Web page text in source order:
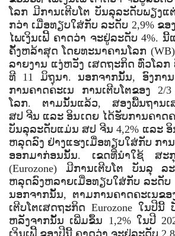
ໂລກ​ ມີ​ການ​ເຕີບ​ໂຕ ​ບັນ​ລຸ​ລະ​ດັບ​ພຽງ​ແ
ກວ່າ ​ເມື່ອ​ທຽບ​ໃສ່​ກັບ ​ລະ​ດັບ 2,9% ຂ
ໄພ​ເງິນ​ເຟີ້ ​ຄາດ​ວ່າ ຈະ​ຢູ່​ລະ​ດັບ 4%.
ຄັ້ງຫລ້າ​ສຸດ​ ໂດຍ​ທະ​ນາ​ຄານ​ໂລກ
ລາຍ​ງານ ​ແງ່​ຫວັງ​ ເສດ​ຖະ​ກິດ ​ທົ່ວ​ໂລກ
ທີ 11 ມິ​ຖຸ​ນາ. ນອກ​ຈາກ​ນັ້ນ, ອົງ​ການ​
ການ​ຄາ​ດ​ຄະ​ເນ​ ການ​ເຕີບ​ໂຕ​ຂອງ 2/
ໂລກ. ຕາມ​ນັ້ນ​ແລ້ວ, ສອງ​ພື້ນ​ຖານ​ເ
ສປ ຈີນ ແລະ ອິນ​ເດຍ ໄດ້​ຮັບ​ການ​ຄາດ​ຄ
ບັນ​ລຸ​ລະ​ດັບ​ແມ່ນ ສປ ຈີນ 4,2% ແລະ ອິ
ຫລຸດ​ລົງ ຢ່າງ​ແຮງ​ເມື່ອ​ທຽບ​ໃສ່​ກັບ ​ກາ
ອອກ​ມາ​ກ່ອນ​ນັ້ນ.
ເຂດ​ທີ່ນຳໃຊ້ ສະ​
(Eurozone) ມີ​ການ​ເຕີບ​ໂຕ ​ບັນ​ລຸ​ ລ
ຫລຸດ​ລົງຫລາຍ​ເມື່ອ​ທຽບ​ໃສ່​ກັບ ​ລະ​ດັບ
ນອກ​ຈາກ​ນັ້ນ, ຕາມ​ການ​ຄາດ​ຄະ​ເນ​ຂ
ເຕີບ​ໂຕ​ເສດ​ຖະ​ກິດ Eurozone ໃນ​ປີ​ນີ້​
ຫລັງ​ຈາກ​ນັ້ນ ເພີ່ມ​ຂຶ້ນ 1,2% ໃນ​ປີ
ເງິນ​ເຟີ້​ ຂອງ​ປີ​ນີ້ ​ຄາດ​ວ່າ​ ຈະຢູ່​ລະ​ດັບ